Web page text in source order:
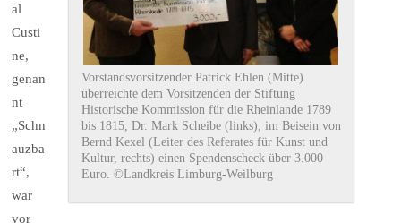
Vorstandsvorsitzender Patrick Ehlen (Mitte)
überreichte dem Vorsitzenden der Stiftung
Historische Kommission für die Rheinlande 1789
bis 1815, Dr. Mark Scheibe (links), im Beisein von
Bernd Kexel (Leiter des Referates für Kunst und
Kultur, rechts) einen Spendenscheck über 3.000
Euro. ©Landkreis Limburg-Weilburg
al
Custi
ne,
genan
nt
„Schn
auzba
rt“,
war
vor